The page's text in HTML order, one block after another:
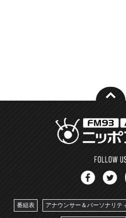
番組表 アナウンサー＆パーソナリテ